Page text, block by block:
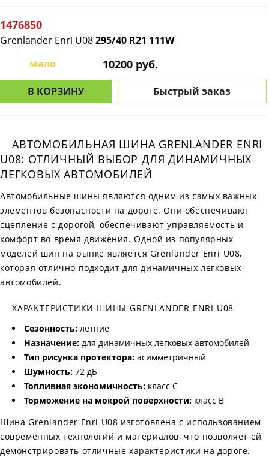
1476850
Grenlander Enri U08295/40 R21 111W
мало
10200 руб.
В КОРЗИНУ Быстрый заказ
АВТОМОБИЛЬНАЯ ШИНА GRENLANDER ENRI
U08: ОТЛИЧНЫЙ ВЫБОР ДЛЯ ДИНАМИЧНЫХ
ЛЕГКОВЫХ АВТОМОБИЛЕЙ
Автомобильные шины являются одним из самых важных
элементов безопасности на дороге. Они обеспечивают
сцепление с дорогой, обеспечивают управляемость и
комфорт во время движения. Одной из популярных
моделей шин на рынке является Grenlander Enri U08,
которая отлично подходит для динамичных легковых
автомобилей.
ХАРАКТЕРИСТИКИ ШИНЫ GRENLANDER ENRI U08
Сезонность: летние
Назначение: для динамичных легковых автомобилей
Тип рисунка протектора: асимметричный
Шумность: 72 дБ
Топливная экономичность: класс C
Торможение на мокрой поверхности: класс B
Шина Grenlander Enri U08 изготовлена с использованием
современных технологий и материалов, что позволяет ей
демонстрировать отличные характеристики на дороге.